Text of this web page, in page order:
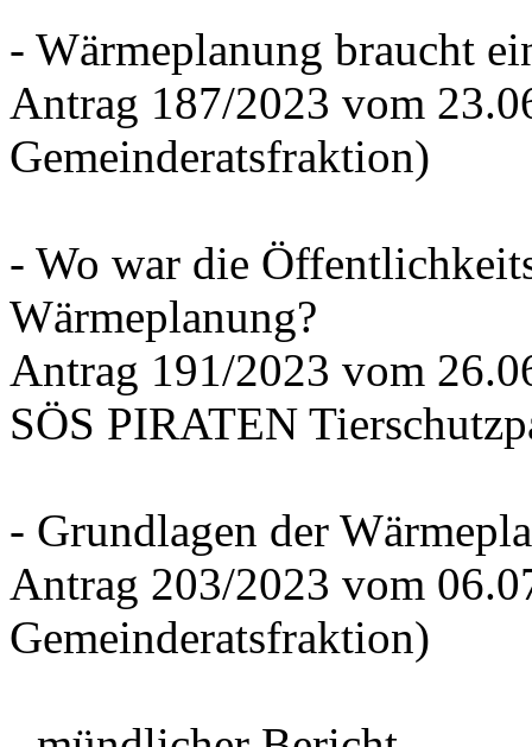
- Wärmeplanung braucht
Antrag 187/2023 vom
Gemeinderatsfraktion)
- Wo war die
Wärmeplanung?
Antrag 191/2023 vom
SÖS PIRATEN
- Grundlagen der
Antrag 203/2023 vom
Gemeinderatsfraktion)